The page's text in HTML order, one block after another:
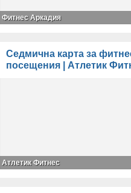
Фитнес Аркадия
Седмична карта за
посещения | Атлетик
Атлетик Фитнес